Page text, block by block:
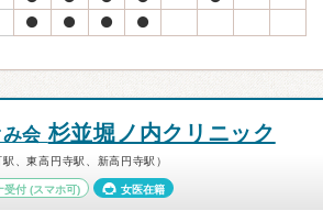
み会杉並堀ノ内クリニック
、東高円寺駅、新高円寺駅）
受付(スマホ可) 女医在籍